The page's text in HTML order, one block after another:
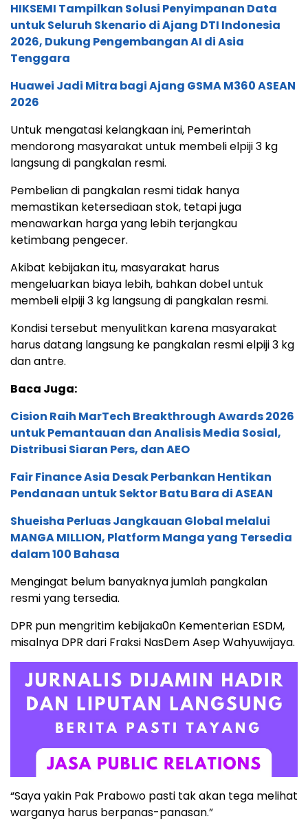
HIKSEMI Tampilkan Solusi Penyimpanan Data
untuk Seluruh Skenario di Ajang DTI Indonesia
2026, Dukung Pengembangan AI di Asia
Tenggara
Huawei Jadi Mitra bagi Ajang GSMA M360 ASEAN
2026
Untuk mengatasi kelangkaan ini, Pemerintah
mendorong masyarakat untuk membeli elpiji 3 kg
langsung di pangkalan resmi.
Pembelian di pangkalan resmi tidak hanya
memastikan ketersediaan stok, tetapi juga
menawarkan harga yang lebih terjangkau
ketimbang pengecer.
Akibat kebijakan itu, masyarakat harus
mengeluarkan biaya lebih, bahkan dobel untuk
membeli elpiji 3 kg langsung di pangkalan resmi.
Kondisi tersebut menyulitkan karena masyarakat
harus datang langsung ke pangkalan resmi elpiji 3 kg
dan antre.
Baca Juga:
Cision Raih MarTech Breakthrough Awards 2026
untuk Pemantauan dan Analisis Media Sosial,
Distribusi Siaran Pers, dan AEO
Fair Finance Asia Desak Perbankan Hentikan
Pendanaan untuk Sektor Batu Bara di ASEAN
Shueisha Perluas Jangkauan Global melalui
MANGA MILLION, Platform Manga yang Tersedia
dalam 100 Bahasa
Mengingat belum banyaknya jumlah pangkalan
resmi yang tersedia.
DPR pun mengritim kebijaka0n Kementerian ESDM,
misalnya DPR dari Fraksi NasDem Asep Wahyuwijaya.
“Saya yakin Pak Prabowo pasti tak akan tega melihat
warganya harus berpanas-panasan.”